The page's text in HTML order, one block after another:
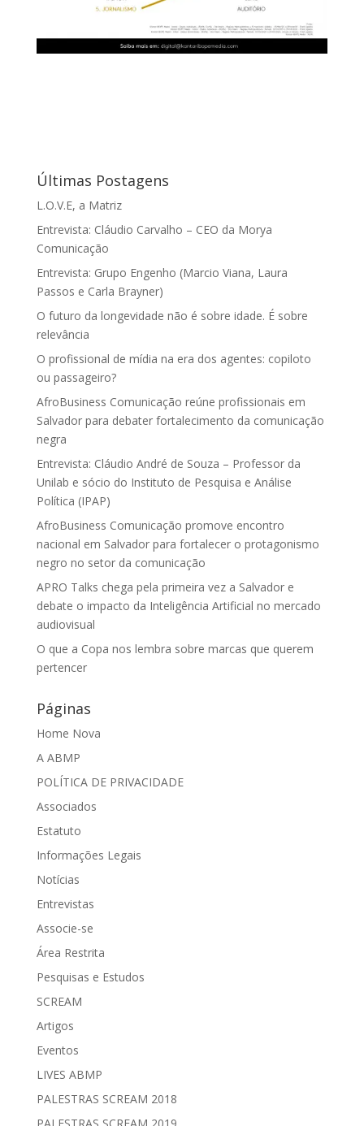
Últimas Postagens
L.O.V.E, a Matriz
Entrevista: Cláudio Carvalho – CEO da Morya
Comunicação
Entrevista: Grupo Engenho (Marcio Viana, Laura
Passos e Carla Brayner)
O futuro da longevidade não é sobre idade. É sobre
relevância
O profissional de mídia na era dos agentes: copiloto
ou passageiro?
AfroBusiness Comunicação reúne profissionais em
Salvador para debater fortalecimento da comunicação
negra
Entrevista: Cláudio André de Souza – Professor da
Unilab e sócio do Instituto de Pesquisa e Análise
Política (IPAP)
AfroBusiness Comunicação promove encontro
nacional em Salvador para fortalecer o protagonismo
negro no setor da comunicação
APRO Talks chega pela primeira vez a Salvador e
debate o impacto da Inteligência Artificial no mercado
audiovisual
O que a Copa nos lembra sobre marcas que querem
pertencer
Páginas
Home Nova
A ABMP
POLÍTICA DE PRIVACIDADE
Associados
Estatuto
Informações Legais
Notícias
Entrevistas
Associe-se
Área Restrita
Pesquisas e Estudos
SCREAM
Artigos
Eventos
LIVES ABMP
PALESTRAS SCREAM 2018